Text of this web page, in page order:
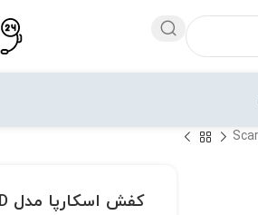
کفش اسکارپا مدل Scarpa CHARMOZ HD